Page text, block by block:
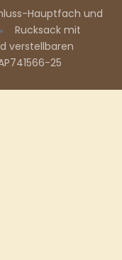
Hauptfach und
Rucksack mit
verstellbaren
25